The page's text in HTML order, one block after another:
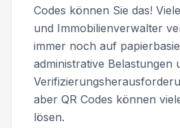
Codes können Sie das!
und Immobilienverwalter
immer noch auf
administrative Belastungen
aber QR Codes können
lösen.